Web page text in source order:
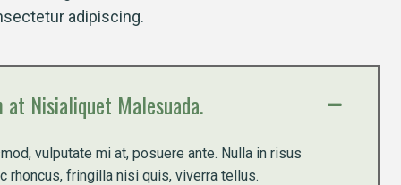
adipiscing.
at Nisialiquet Malesuada.
vulputate mi at, posuere ante. Nulla in risus
rhoncus, fringilla nisi quis, viverra tellus.